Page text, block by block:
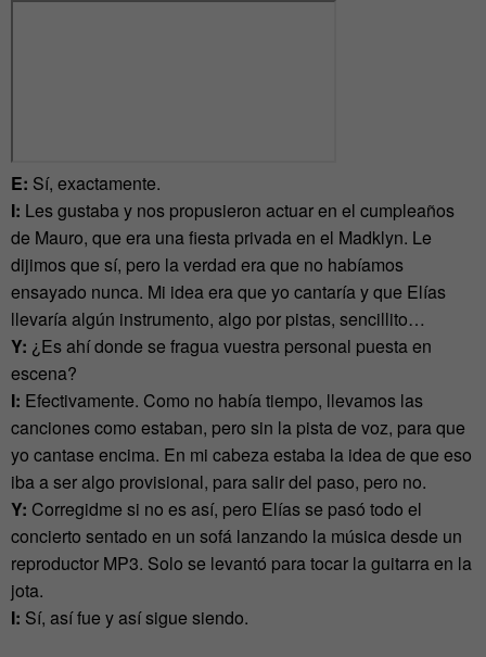
E: Sí, exactamente.
I: Les gustaba y nos propusieron actuar en el cumpleaños
de Mauro, que era una fiesta privada en el Madklyn. Le
dijimos que sí, pero la verdad era que no habíamos
ensayado nunca. Mi idea era que yo cantaría y que Elías
llevaría algún instrumento, algo por pistas, sencillito…
Y: ¿Es ahí donde se fragua vuestra personal puesta en
escena?
I: Efectivamente. Como no había tiempo, llevamos las
canciones como estaban, pero sin la pista de voz, para que
yo cantase encima. En mi cabeza estaba la idea de que eso
iba a ser algo provisional, para salir del paso, pero no.
Y: Corregidme si no es así, pero Elías se pasó todo el
concierto sentado en un sofá lanzando la música desde un
reproductor MP3. Solo se levantó para tocar la guitarra en la
jota.
I: Sí, así fue y así sigue siendo.